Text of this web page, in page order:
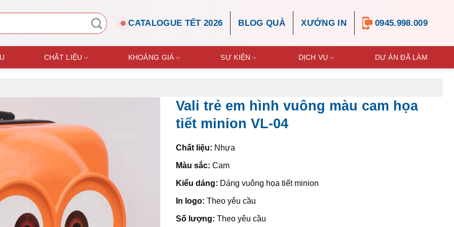
CATALOGUE TẾT 2026 BLOG QUÀ XƯỞNG IN 0945.998.009
CHẤT LIỆU KHOẢNG GIÁ SỰ KIỆN DỊCH VỤ DỰ ÁN ĐÃ LÀM
Vali trẻ em hình vuông màu cam họa
tiết minion VL-04
Chất liệu: Nhựa
Màu sắc: Cam
Kiểu dáng: Dáng vuông họa tiết minion
In logo: Theo yêu cầu
Số lượng: Theo yêu cầu